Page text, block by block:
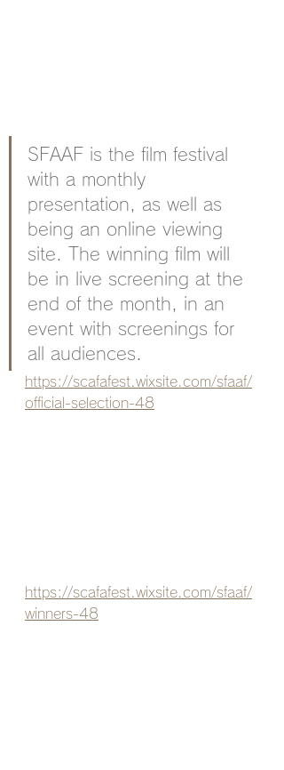
SFAAF is the film festival
with a monthly
presentation, as well as
being an online viewing
site. The winning film will
be in live screening at the
end of the month, in an
event with screenings for
all audiences.
https://scafafest.wixsite.com/sfaaf/
official-selection-48
https://scafafest.wixsite.com/sfaaf/
winners-48